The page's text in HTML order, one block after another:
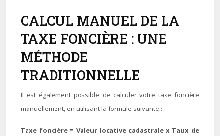
CALCUL MANUEL DE LA
TAXE FONCIÈRE : UNE
MÉTHODE
TRADITIONNELLE
Il est également possible de calculer votre taxe foncière
manuellement, en utilisant la formule suivante :
Taxe foncière = Valeur locative cadastrale x Taux de